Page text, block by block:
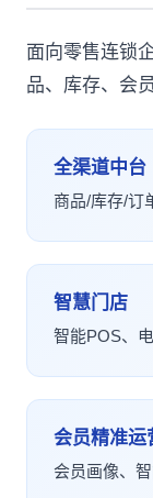
面向零售连锁
品、库存、会
全渠道中台
商品/库存/订
智慧门店
智能POS、
会员精准运
会员画像、